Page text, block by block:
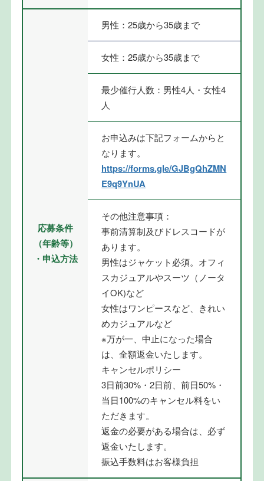
応募条件
（年齢等）
・申込方法
男性：25歳から35歳まで
女性：25歳から35歳まで
最少催行人数：男性4人・女性4
人
お申込みは下記フォームからと
なります。
https://forms.gle/GJBgQhZMN
E9q9YnUA
その他注意事項：
事前清算制及びドレスコードが
あります。
男性はジャケット必須。オフィ
スカジュアルやスーツ（ノータ
イOK)など
女性はワンピースなど、きれい
めカジュアルなど
※万が一、中止になった場合
は、全額返金いたします。
キャンセルポリシー
3日前30%・2日前、前日50%・
当日100%のキャンセル料をい
ただきます。
返金の必要がある場合は、必ず
返金いたします。
振込手数料はお客様負担